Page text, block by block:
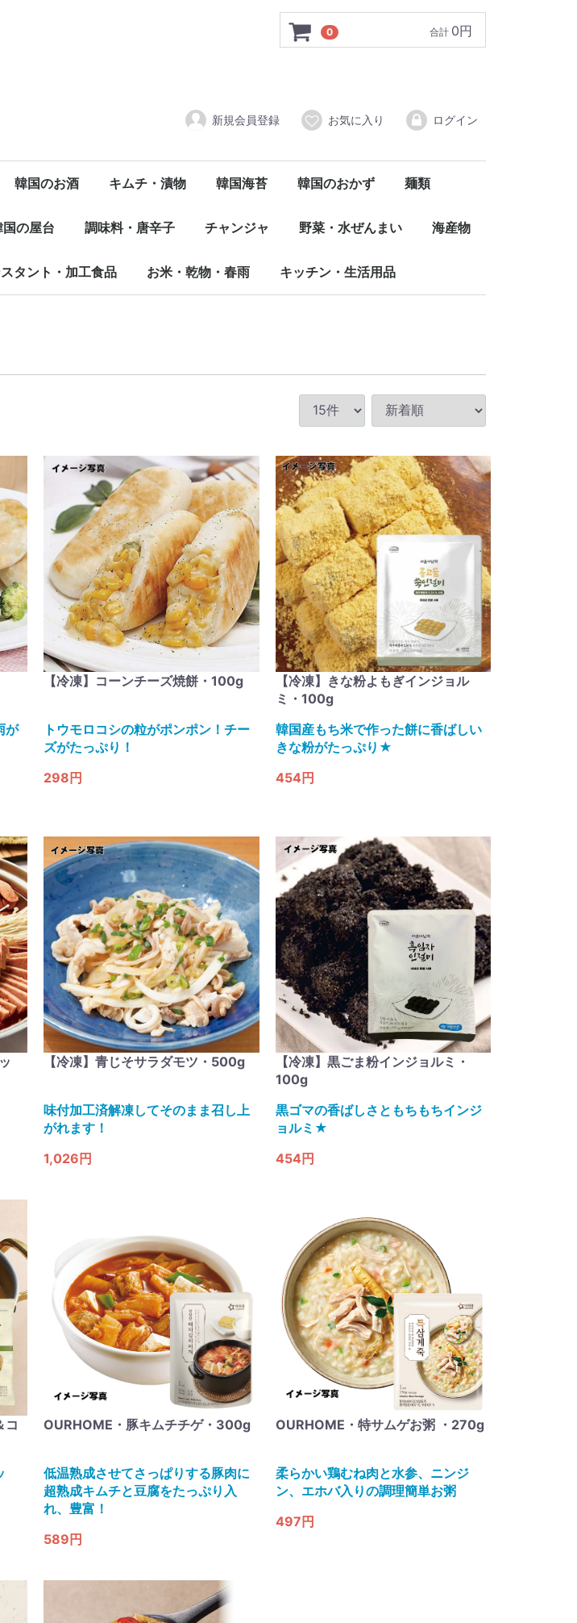
新規会員登録 お気に入り ログイン
0 合計 0円
韓国のお酒
マッコリ 大韓民国
焼酎
ビール
ワイン
淸酒
つまみ
キムチ・漬物
その他キムチ
匠のキムチ
純農園 玉キムチ
フルーツキムチ
宗家キムチ
韓国農協
韓国海苔
弁当用
全形
その他
韓国のおかず
匠
フルーツ ワンヌニ（自社PB商品）
その他
麺類
袋ラーメン
カップラーメン
冷麺
その他の麺類
国の屋台
ポキ
ク
ミ
トック
調味料・唐辛子
コチュジャン
デンジャン
サムジャン
その他味噌類
タレ・ソース・ダデギ
醤油 / ごま油
エキス
ダシダ・粉末
胡椒
唐辛子粉
その他
チャンジャ
味付けチャンジャ
冷凍チャンジャ
野菜・水ぜんまい
野菜・果物
その他
海産物
タント・加工食品 お米・乾物・春雨 キッチン・生活用品
が
【冷凍】コーンチーズ焼餅・100g
トウモロコシの粒がポンポン！チー
ズがたっぷり！
298円
【冷凍】きな粉よもぎインジョル
ミ・100g
韓国産もち米で作った餅に香ばしい
きな粉がたっぷり★
454円
【冷凍】青じそサラダモツ・500g
味付加工済解凍してそのまま召し上
がれます！
1,026円
【冷凍】黒ごま粉インジョルミ・
100g
黒ゴマの香ばしさともちもちインジ
ョルミ★
454円
コ
OURHOME・豚キムチチゲ・300g
低温熟成させてさっぱりする豚肉に
超熟成キムチと豆腐をたっぷり入
れ、豊富！
589円
OURHOME・特サムゲお粥 ・270g
柔らかい鶏むね肉と水参、ニンジ
ン、エホバ入りの調理簡単お粥
497円